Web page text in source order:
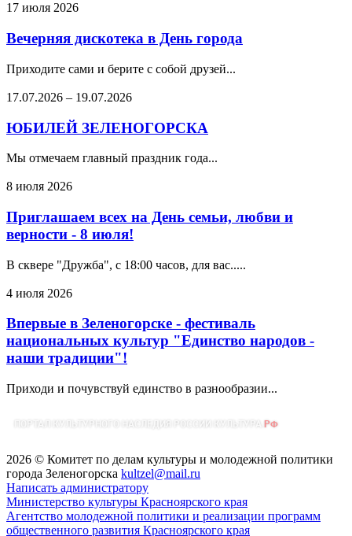
17 июля 2026
Вечерняя дискотека в День города
Приходите сами и берите с собой друзей...
17.07.2026 – 19.07.2026
ЮБИЛЕЙ ЗЕЛЕНОГОРСКА
Мы отмечаем главный праздник года...
8 июля 2026
Приглашаем всех на День семьи, любви и
верности - 8 июля!
В сквере "Дружба", с 18:00 часов, для вас.....
4 июля 2026
Впервые в Зеленогорске - фестиваль
национальных культур "Единство народов -
наши традиции"!
Приходи и почувствуй единство в разнообразии...
2026 © Комитет по делам культуры и молодежной политики
города Зеленогорска kultzel@mail.ru
Написать администратору
Министерство культуры Красноярского края
Агентство молодежной политики и реализации программ
общественного развития Красноярского края